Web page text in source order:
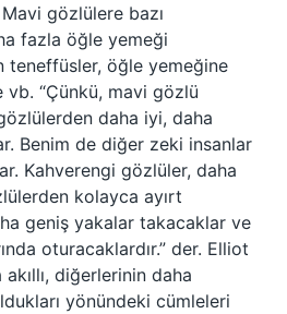
gözlülere bazı
fazla öğle yemeği
teneffüsler, öğle yemeğine
“Çünkü, mavi gözlü
daha iyi, daha
Benim de diğer zeki insanlar
Kahverengi gözlüler, daha
kolayca ayırt
geniş yakalar takacaklar ve
oturacaklardır.” der. Elliot
diğerlerinin daha
yönündeki cümleleri